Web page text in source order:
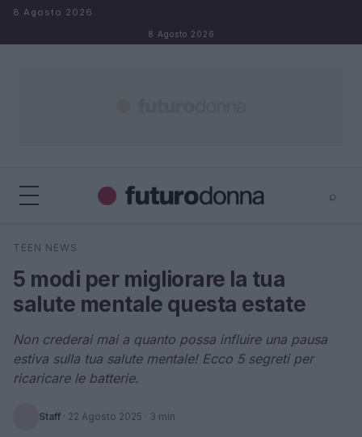
Salta al contenuto
8 Agosto 2026
8 Agosto 2026
⌕
Cerca
TEEN NEWS
5 modi per migliorare la tua
salute mentale questa estate
Non crederai mai a quanto possa influire una pausa
estiva sulla tua salute mentale! Ecco 5 segreti per
ricaricare le batterie.
Staff · 22 Agosto 2025 · 3 min